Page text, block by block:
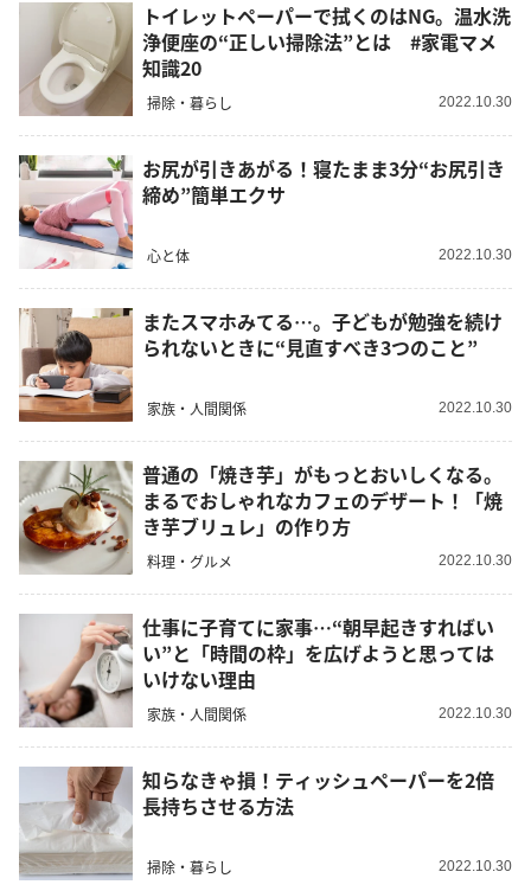
トイレットペーパーで拭くのはNG。温水洗
浄便座の“正しい掃除法”とは #家電マメ
知識20
掃除・暮らし 2022.10.30
お尻が引きあがる！寝たまま3分“お尻引き
締め”簡単エクサ
心と体 2022.10.30
またスマホみてる…。子どもが勉強を続け
られないときに“見直すべき3つのこと”
家族・人間関係 2022.10.30
普通の「焼き芋」がもっとおいしくなる。
まるでおしゃれなカフェのデザート！「焼
き芋ブリュレ」の作り方
料理・グルメ 2022.10.30
仕事に子育てに家事…“朝早起きすればい
い”と「時間の枠」を広げようと思っては
いけない理由
家族・人間関係 2022.10.30
知らなきゃ損！ティッシュペーパーを2倍
長持ちさせる方法
掃除・暮らし 2022.10.30